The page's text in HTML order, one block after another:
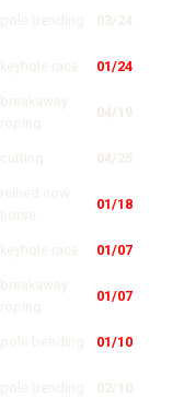
pole bending 03/24
keyhole race 01/24
breakaway
roping
04/19
cutting 04/25
reined cow
horse
01/18
keyhole race 01/07
breakaway
roping
01/07
pole bending 01/10
pole bending 02/10